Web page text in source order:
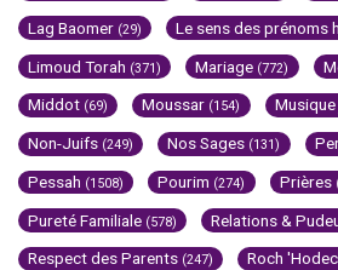
Lag Baomer (29) Le sens des prénoms
Limoud Torah (371) Mariage (772)
Middot (69) Moussar (154)
Non-Juifs (249) Nos Sages (131)
Pessah (1508) Pourim (274) Prières
Pureté Familiale (578) Relations &
Respect des Parents (247) Roch